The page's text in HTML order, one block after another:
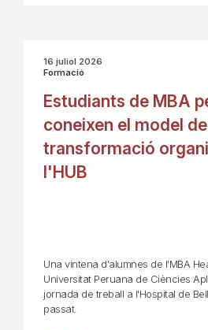
16 juliol 2026
Formació
Estudiants de MBA
coneixen el model de
transformació
l'HUB
Una vintena d'alumnes de l'MBA
Universitat Peruana de Ciències
jornada de treball a l'Hospital de
passat.